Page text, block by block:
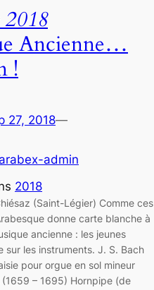
2018
Ancienne…
!
27, 2018—
arabex-admin
2018
(Saint-Légier) Comme ces
donne carte blanche à
ancienne : les jeunes
sur les instruments. J. S. Bach
pour orgue en sol mineur
(1659 – 1695) Hornpipe (de